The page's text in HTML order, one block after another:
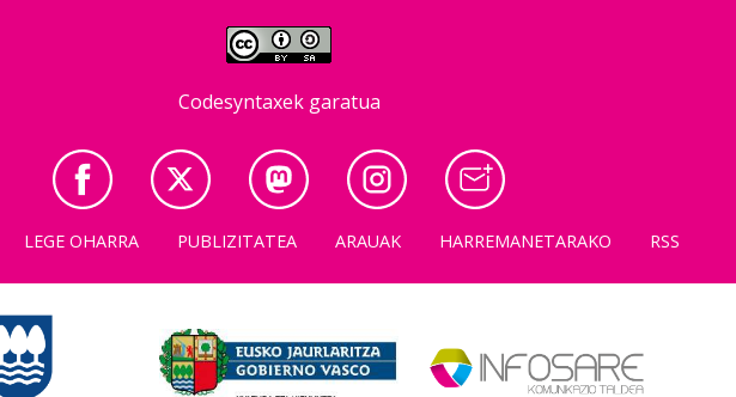
Codesyntaxek garatua
LEGE OHARRA PUBLIZITATEA ARAUAK HARREMANETARAKO RSS